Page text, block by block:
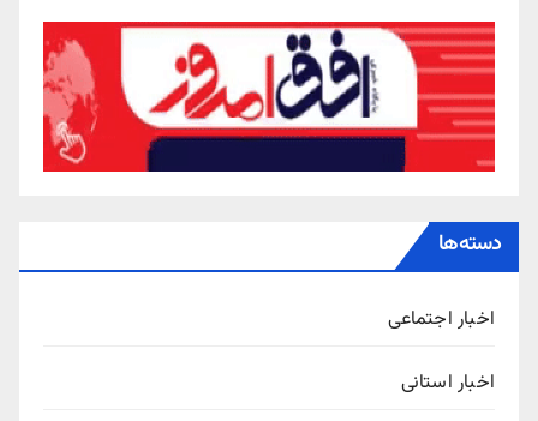
دسته‌ها
اخبار اجتماعی
اخبار استانی